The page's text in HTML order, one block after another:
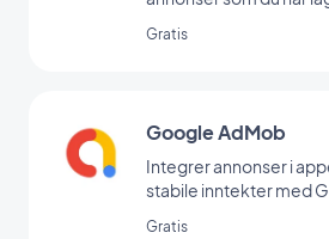
Gratis
Google AdMob
Integrer annonser i
stabile inntekter med
Gratis